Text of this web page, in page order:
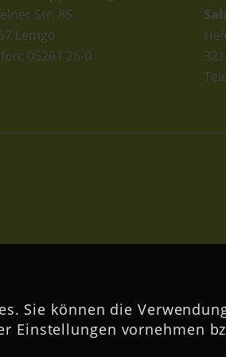
Str. 85
Lemgo
05261 26-0
Sie können die
Einstellungen vornehmen